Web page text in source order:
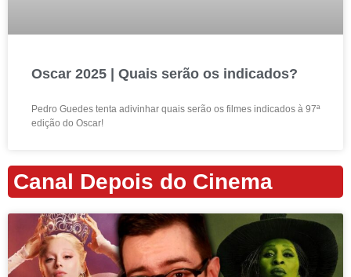
Oscar 2025 | Quais serão os indicados?
Pedro Guedes tenta adivinhar quais serão os filmes indicados à 97ª
edição do Oscar!
Canal Depois do Cinema